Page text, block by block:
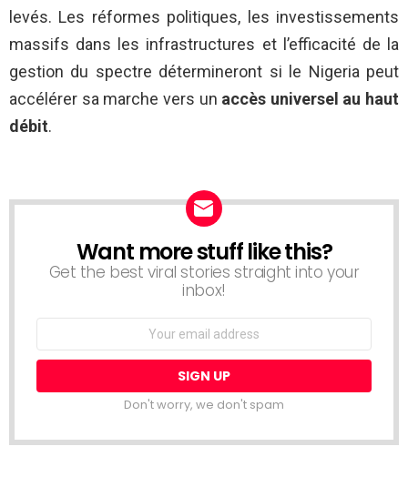
levés. Les réformes politiques, les investissements
massifs dans les infrastructures et l’efficacité de la
gestion du spectre détermineront si le Nigeria peut
accélérer sa marche vers un accès universel au haut
débit.
NEWSLETTER
Want more stuff like this?
Get the best viral stories straight into your
inbox!
Email
Don't worry, we don't spam